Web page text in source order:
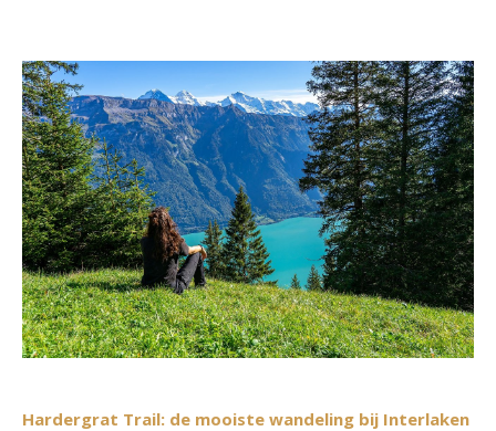
Hardergrat Trail: de mooiste wandeling bij Interlaken